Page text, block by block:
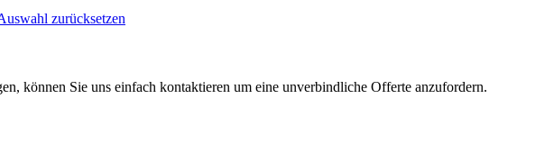
zurücksetzen
können Sie uns einfach kontaktieren um eine unverbindliche Offerte anzufordern.